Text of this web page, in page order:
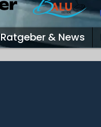
Ratgeber & News